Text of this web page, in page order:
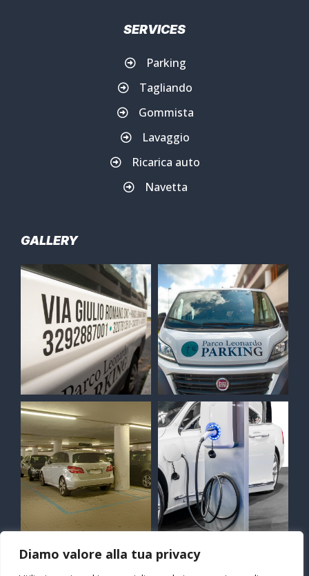
Diamo valore alla tua privacy
SERVICES
Parking
Tagliando
Gommista
Lavaggio
Ricarica auto
Navetta
GALLERY